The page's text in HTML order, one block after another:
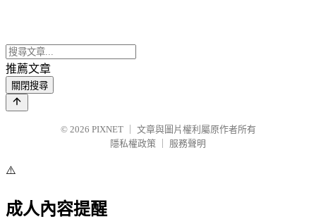
推薦文章
關閉搜尋
© 2026 PIXNET
文章與圖片權利屬原作者所有
隱私權政策
服務聲明
⚠️
成人內容提醒